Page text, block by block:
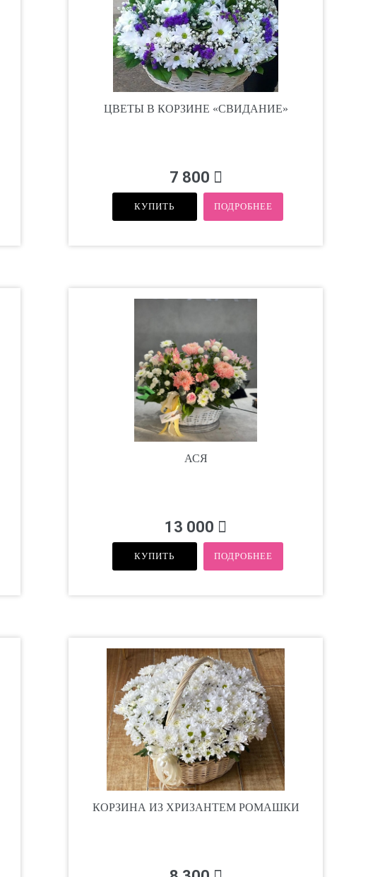
ЦВЕТЫ В КОРЗИНЕ «СВИДАНИЕ»
7 800
КУПИТЬ ПОДРОБНЕЕ
АСЯ
13 000
КУПИТЬ ПОДРОБНЕЕ
КОРЗИНА ИЗ ХРИЗАНТЕМ РОМАШКИ